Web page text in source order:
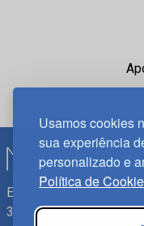
Usamos cookies
sua experiência
personalizado e
Política de
Edif. Lisboa Oriente |
37